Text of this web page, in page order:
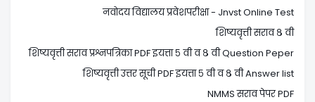
नवोदय विद्यालय प्रवेशपरीक्षा - Jnvst Online Test
शिष्यवृत्ती सराव ८ वी
शिष्यवृत्ती सराव प्रश्नपत्रिका PDF इयत्ता ५ वी व ८ वी Question Peper
शिष्यवृत्ती उत्तर सूची PDF इयत्ता ५ वी व ८ वी Answer list
NMMS सराव पेपर PDF